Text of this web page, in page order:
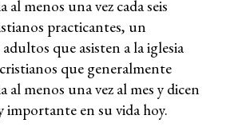
al menos una vez cada seis
practicantes, un
que asisten a la iglesia
que generalmente
al menos una vez al mes y dicen
importante en su vida hoy.